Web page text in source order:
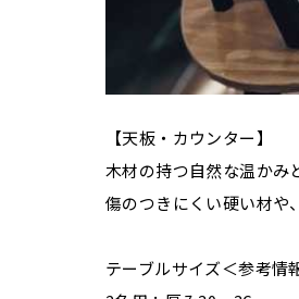
【天板・カウンター】
木材の持つ自然な温かみ
傷のつきにくい硬い材や
テーブルサイズ＜参考情